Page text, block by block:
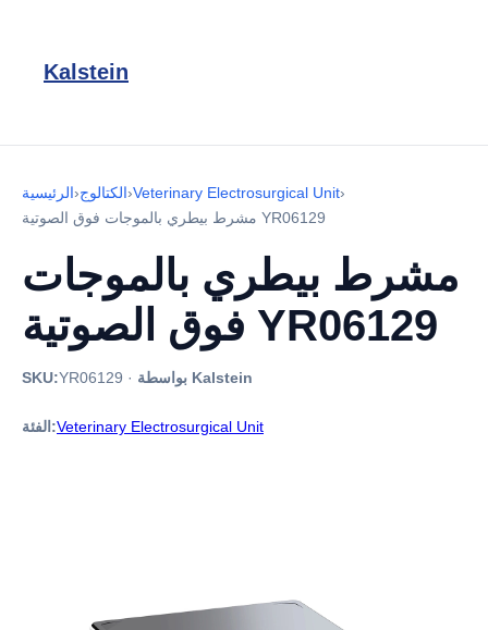
Kalstein
الرئيسية›الكتالوج›Veterinary Electrosurgical Unit›
مشرط بيطري بالموجات فوق الصوتية YR06129
مشرط بيطري بالموجات
فوق الصوتية YR06129
SKU:YR06129 · بواسطة Kalstein
الفئة:Veterinary Electrosurgical Unit